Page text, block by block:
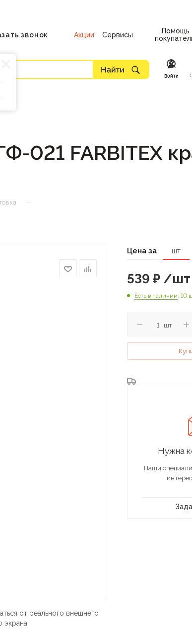
звонок Акции Сервисы
Помощь
Войти
021 FARBITEX
—
от реального внешнего
экрана.
Цена за шт
539 ₽/шт
Есть в наличии: 10
шт
Нужна
Наши